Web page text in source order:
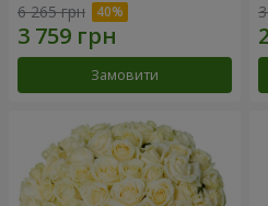
6 265 грн
Замовити